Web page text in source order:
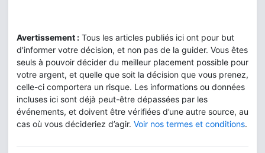
Avertissement : Tous les articles publiés ici ont pour but
d'informer votre décision, et non pas de la guider. Vous êtes
seuls à pouvoir décider du meilleur placement possible pour
votre argent, et quelle que soit la décision que vous prenez,
celle-ci comportera un risque. Les informations ou données
incluses ici sont déjà peut-être dépassées par les
événements, et doivent être vérifiées d’une autre source, au
cas où vous décideriez d’agir. Voir nos termes et conditions.